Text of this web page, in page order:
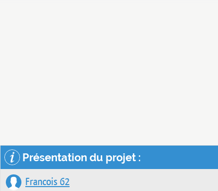
Présentation du projet :
Francois 62